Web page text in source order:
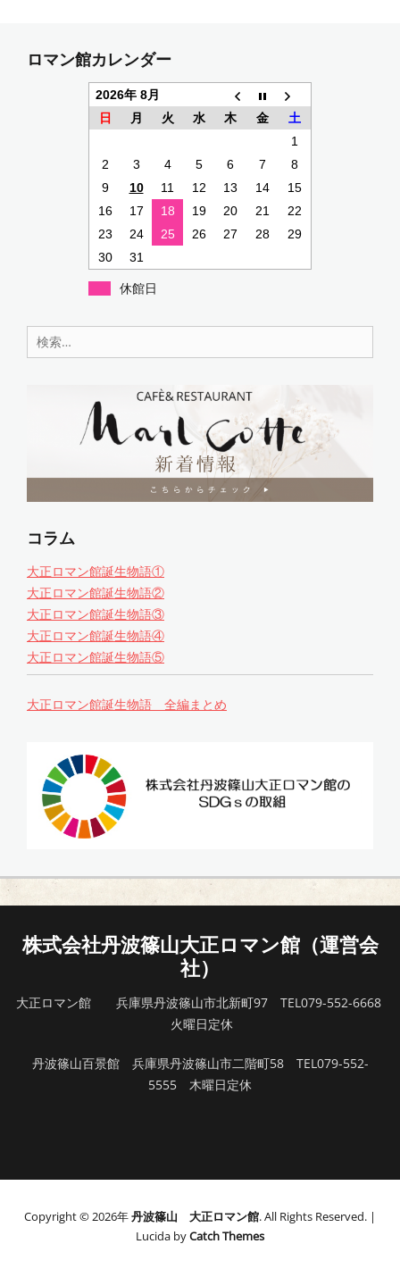
b A
p
p
ロマン館カレンダー
2026年 8月
日
月 火 水 木 金
土
1
2
3 4 5 6 7
8
9
10 11 12 13 14
15
16
17 18 19 20 21
22
23
24 25 26 27 28
29
30
31
休館日
検
索:
コラム
大正ロマン館誕生物語①
大正ロマン館誕生物語②
大正ロマン館誕生物語③
大正ロマン館誕生物語④
大正ロマン館誕生物語⑤
大正ロマン館誕生物語 全編まとめ
株式会社丹波篠山大正ロマン館（運営会
社）
大正ロマン館 兵庫県丹波篠山市北新町97 TEL079-552-6668
火曜日定休
丹波篠山百景館 兵庫県丹波篠山市二階町58 TEL079-552-
5555 木曜日定休
Copyright © 2026年丹波篠山 大正ロマン館. All Rights Reserved. |
Lucida byCatch Themes